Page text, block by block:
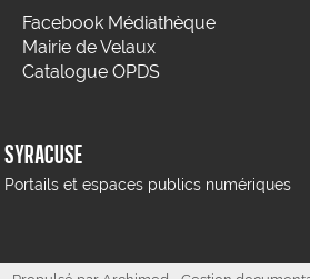
Facebook Médiathèque
Mairie de Velaux
Catalogue OPDS
SYRACUSE
Portails et espaces publics numériques